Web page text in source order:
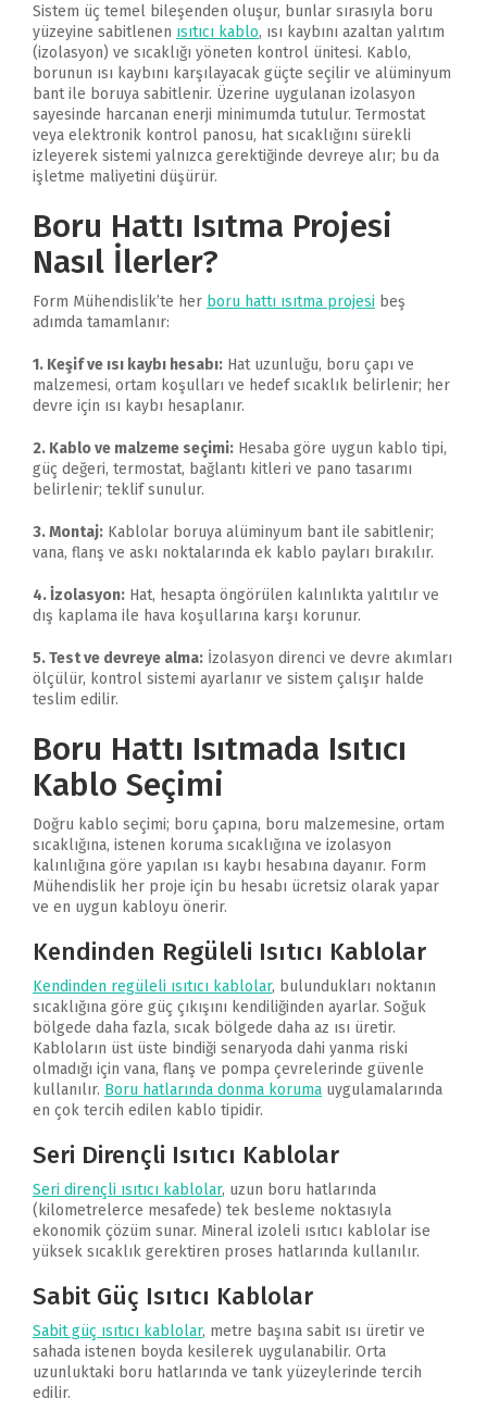
Sistem üç temel bileşenden oluşur, bunlar sırasıyla boru
yüzeyine sabitlenen ısıtıcı kablo, ısı kaybını azaltan yalıtım
(izolasyon) ve sıcaklığı yöneten kontrol ünitesi. Kablo,
borunun ısı kaybını karşılayacak güçte seçilir ve alüminyum
bant ile boruya sabitlenir. Üzerine uygulanan izolasyon
sayesinde harcanan enerji minimumda tutulur. Termostat
veya elektronik kontrol panosu, hat sıcaklığını sürekli
izleyerek sistemi yalnızca gerektiğinde devreye alır; bu da
işletme maliyetini düşürür.
Boru Hattı Isıtma Projesi
Nasıl İlerler?
Form Mühendislik’te her boru hattı ısıtma projesi beş
adımda tamamlanır:
1. Keşif ve ısı kaybı hesabı: Hat uzunluğu, boru çapı ve
malzemesi, ortam koşulları ve hedef sıcaklık belirlenir; her
devre için ısı kaybı hesaplanır.
2. Kablo ve malzeme seçimi: Hesaba göre uygun kablo tipi,
güç değeri, termostat, bağlantı kitleri ve pano tasarımı
belirlenir; teklif sunulur.
3. Montaj: Kablolar boruya alüminyum bant ile sabitlenir;
vana, flanş ve askı noktalarında ek kablo payları bırakılır.
4. İzolasyon: Hat, hesapta öngörülen kalınlıkta yalıtılır ve
dış kaplama ile hava koşullarına karşı korunur.
5. Test ve devreye alma: İzolasyon direnci ve devre akımları
ölçülür, kontrol sistemi ayarlanır ve sistem çalışır halde
teslim edilir.
Boru Hattı Isıtmada Isıtıcı
Kablo Seçimi
Doğru kablo seçimi; boru çapına, boru malzemesine, ortam
sıcaklığına, istenen koruma sıcaklığına ve izolasyon
kalınlığına göre yapılan ısı kaybı hesabına dayanır. Form
Mühendislik her proje için bu hesabı ücretsiz olarak yapar
ve en uygun kabloyu önerir.
Kendinden Regüleli Isıtıcı Kablolar
Kendinden regüleli ısıtıcı kablolar, bulundukları noktanın
sıcaklığına göre güç çıkışını kendiliğinden ayarlar. Soğuk
bölgede daha fazla, sıcak bölgede daha az ısı üretir.
Kabloların üst üste bindiği senaryoda dahi yanma riski
olmadığı için vana, flanş ve pompa çevrelerinde güvenle
kullanılır. Boru hatlarında donma koruma uygulamalarında
en çok tercih edilen kablo tipidir.
Seri Dirençli Isıtıcı Kablolar
Seri dirençli ısıtıcı kablolar, uzun boru hatlarında
(kilometrelerce mesafede) tek besleme noktasıyla
ekonomik çözüm sunar. Mineral izoleli ısıtıcı kablolar ise
yüksek sıcaklık gerektiren proses hatlarında kullanılır.
Sabit Güç Isıtıcı Kablolar
Sabit güç ısıtıcı kablolar, metre başına sabit ısı üretir ve
sahada istenen boyda kesilerek uygulanabilir. Orta
uzunluktaki boru hatlarında ve tank yüzeylerinde tercih
edilir.